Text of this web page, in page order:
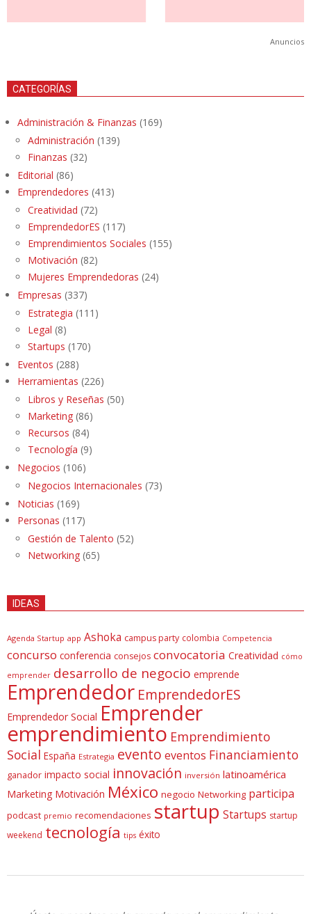
Anuncios
CATEGORÍAS
Administración & Finanzas (169)
Administración (139)
Finanzas (32)
Editorial (86)
Emprendedores (413)
Creatividad (72)
EmprendedorES (117)
Emprendimientos Sociales (155)
Motivación (82)
Mujeres Emprendedoras (24)
Empresas (337)
Estrategia (111)
Legal (8)
Startups (170)
Eventos (288)
Herramientas (226)
Libros y Reseñas (50)
Marketing (86)
Recursos (84)
Tecnología (9)
Negocios (106)
Negocios Internacionales (73)
Noticias (169)
Personas (117)
Gestión de Talento (52)
Networking (65)
IDEAS
Agenda Startup app Ashoka campus party colombia Competencia
concurso conferencia consejos convocatoria Creatividad cómo
emprender desarrollo de negocio emprende
Emprendedor EmprendedorES
Emprendedor Social Emprender
emprendimiento Emprendimiento
Social España Estrategia evento eventos Financiamiento
ganador impacto social innovación inversión latinoamérica
Marketing Motivación México negocio Networking participa
podcast premio recomendaciones startup Startups startup
weekend tecnología tips éxito